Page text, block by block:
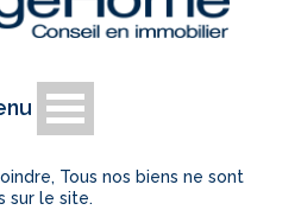
Tous nos biens ne sont
sur le site.